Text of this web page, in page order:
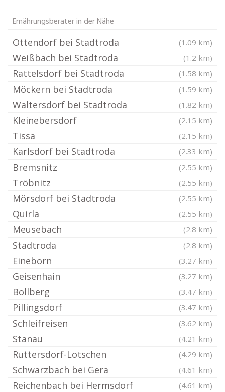
Ernährungsberater in der Nähe
Ottendorf bei Stadtroda (1.09 km)
Weißbach bei Stadtroda (1.2 km)
Rattelsdorf bei Stadtroda (1.58 km)
Möckern bei Stadtroda (1.59 km)
Waltersdorf bei Stadtroda (1.82 km)
Kleinebersdorf (2.15 km)
Tissa (2.15 km)
Karlsdorf bei Stadtroda (2.33 km)
Bremsnitz (2.55 km)
Tröbnitz (2.55 km)
Mörsdorf bei Stadtroda (2.55 km)
Quirla (2.55 km)
Meusebach (2.8 km)
Stadtroda (2.8 km)
Eineborn (3.27 km)
Geisenhain (3.27 km)
Bollberg (3.47 km)
Pillingsdorf (3.47 km)
Schleifreisen (3.62 km)
Stanau (4.21 km)
Ruttersdorf-Lotschen (4.29 km)
Schwarzbach bei Gera (4.61 km)
Reichenbach bei Hermsdorf (4.61 km)